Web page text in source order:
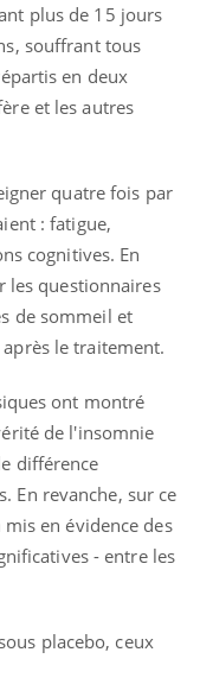
plus de 15 jours
souffrant tous
en deux
et les autres
quatre fois par
: fatigue,
cognitives. En
les questionnaires
de sommeil et
le traitement.
ont montré
de l'insomnie
différence
En revanche, sur ce
en évidence des
- entre les
placebo, ceux